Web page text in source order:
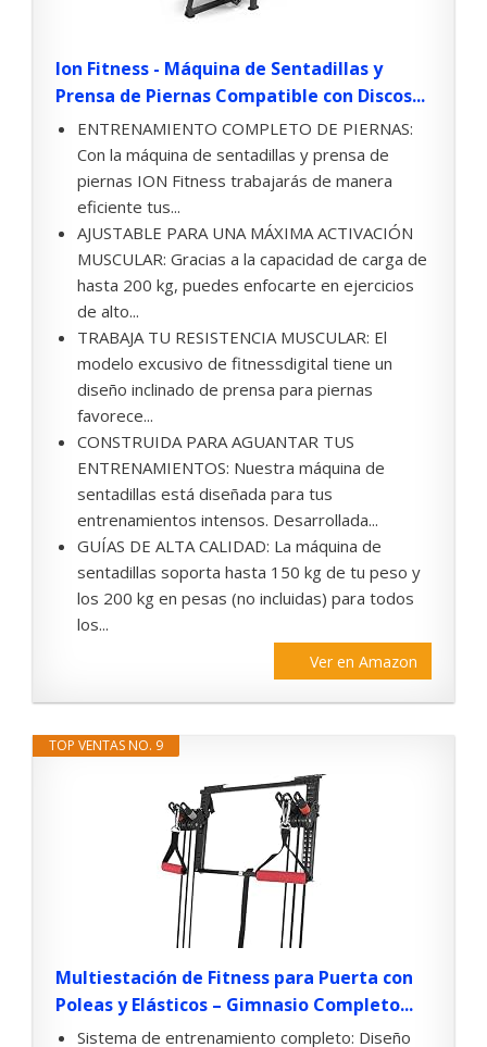
Ion Fitness - Máquina de Sentadillas y
Prensa de Piernas Compatible con Discos...
ENTRENAMIENTO COMPLETO DE PIERNAS:
Con la máquina de sentadillas y prensa de
piernas ION Fitness trabajarás de manera
eficiente tus...
AJUSTABLE PARA UNA MÁXIMA ACTIVACIÓN
MUSCULAR: Gracias a la capacidad de carga de
hasta 200 kg, puedes enfocarte en ejercicios
de alto...
TRABAJA TU RESISTENCIA MUSCULAR: El
modelo excusivo de fitnessdigital tiene un
diseño inclinado de prensa para piernas
favorece...
CONSTRUIDA PARA AGUANTAR TUS
ENTRENAMIENTOS: Nuestra máquina de
sentadillas está diseñada para tus
entrenamientos intensos. Desarrollada...
GUÍAS DE ALTA CALIDAD: La máquina de
sentadillas soporta hasta 150 kg de tu peso y
los 200 kg en pesas (no incluidas) para todos
los...
Ver en Amazon
TOP VENTAS NO. 9
Multiestación de Fitness para Puerta con
Poleas y Elásticos – Gimnasio Completo...
Sistema de entrenamiento completo: Diseño